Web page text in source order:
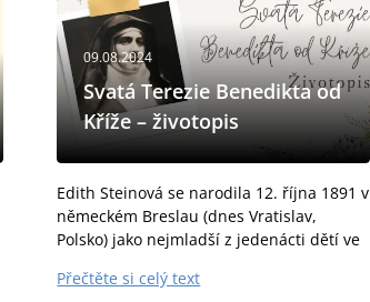
09.08.2024
Svatá Terezie Benedikta od
Kříže – životopis
Edith Steinová se narodila 12. října 1891 v
německém Breslau (dnes Vratislav,
Polsko) jako nejmladší z jedenácti dětí ve
1942 v plynové komoře v Osvětimi, kam...
Přečtěte si celý text